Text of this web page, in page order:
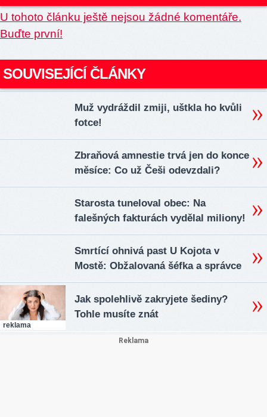
U tohoto článku ještě nejsou žádné komentáře.
Buďte první!
SOUVISEJÍCÍ ČLÁNKY
Muž vydráždil zmiji, uštkla ho kvůli
fotce!
Zbraňová amnestie trvá jen do konce
měsíce: Co už Češi odevzdali?
Starosta tuneloval obec: Na
falešných fakturách vydělal miliony!
Smrtící ohnivá past U Kojota v
Mostě: Obžalovaná šéfka a správce
reklama
Jak spolehlivě zakryjete šediny?
Tohle musíte znát